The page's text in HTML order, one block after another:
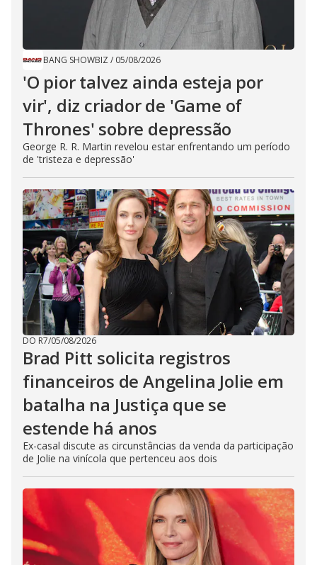
BANG SHOWBIZ / 05/08/2026
'O pior talvez ainda esteja por
vir', diz criador de 'Game of
Thrones' sobre depressão
George R. R. Martin revelou estar enfrentando um período
de 'tristeza e depressão'
DO R7/05/08/2026
Brad Pitt solicita registros
financeiros de Angelina Jolie em
batalha na Justiça que se
estende há anos
Ex-casal discute as circunstâncias da venda da participação
de Jolie na vinícola que pertenceu aos dois